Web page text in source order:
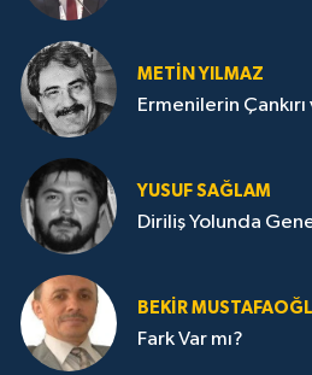
METIN YILMAZ
Ermenilerin
YUSUF SAĞLAM
Diriliş Yolunda
BEKIR
Fark Var mı?